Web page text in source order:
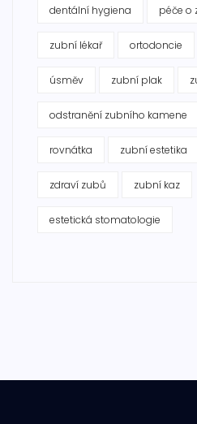
dentální hygiena péče o
zubní lékař ortodoncie
úsměv zubní plak
odstranění zubního kamene
rovnátka zubní estetika
zdraví zubů zubní kaz
estetická stomatologie